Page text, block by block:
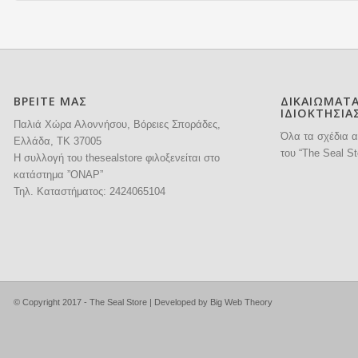
ΒΡΕΙΤΕ ΜΑΣ
Παλιά Χώρα Αλοννήσου, Βόρειες Σποράδες,
Ελλάδα, ΤΚ 37005
H συλλογή του thesealstore φιλοξενείται στο
κατάστημα ”ΟΝΑΡ”
Τηλ. Καταστήματος: 2424065104
Όλα τα σχέδια
του “The Seal
© Copyright 2017 - The Seal Store | Developed by Big Web Theory